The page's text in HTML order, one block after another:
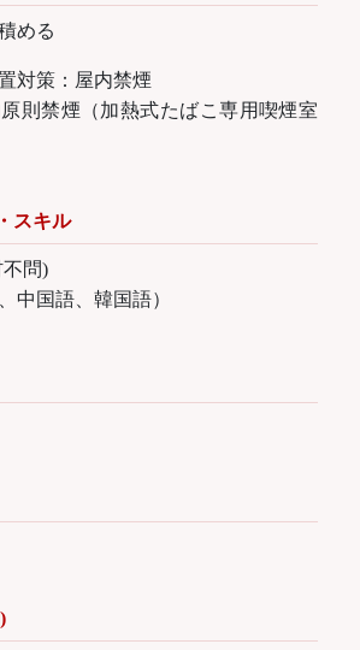
める
対策：屋内禁煙
則禁煙（加熱式たばこ専用喫煙室
スキル
不問)
中国語、韓国語）